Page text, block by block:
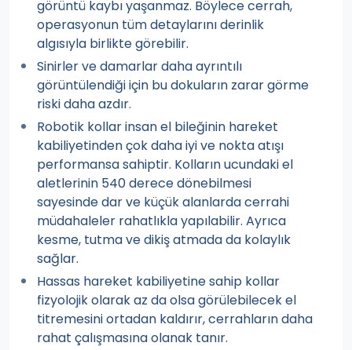
görüntü kaybı yaşanmaz. Böylece cerrah,
operasyonun tüm detaylarını derinlik
algısıyla birlikte görebilir.
Sinirler ve damarlar daha ayrıntılı
görüntülendiği için bu dokuların zarar görme
riski daha azdır.
Robotik kollar insan el bileğinin hareket
kabiliyetinden çok daha iyi ve nokta atışı
performansa sahiptir. Kolların ucundaki el
aletlerinin 540 derece dönebilmesi
sayesinde dar ve küçük alanlarda cerrahi
müdahaleler rahatlıkla yapılabilir. Ayrıca
kesme, tutma ve dikiş atmada da kolaylık
sağlar.
Hassas hareket kabiliyetine sahip kollar
fizyolojik olarak az da olsa görülebilecek el
titremesini ortadan kaldırır, cerrahların daha
rahat çalışmasına olanak tanır.